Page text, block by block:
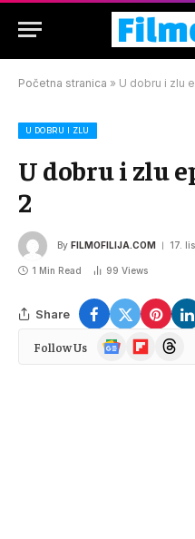
Početna stranica » U dobru i zlu
U DOBRU I ZLU
U dobru i zlu
2
By FILMOFILIJA.COM 17.
1 Min Read 99 Views
Share
Follow Us
Google
News
FlipboardThreads